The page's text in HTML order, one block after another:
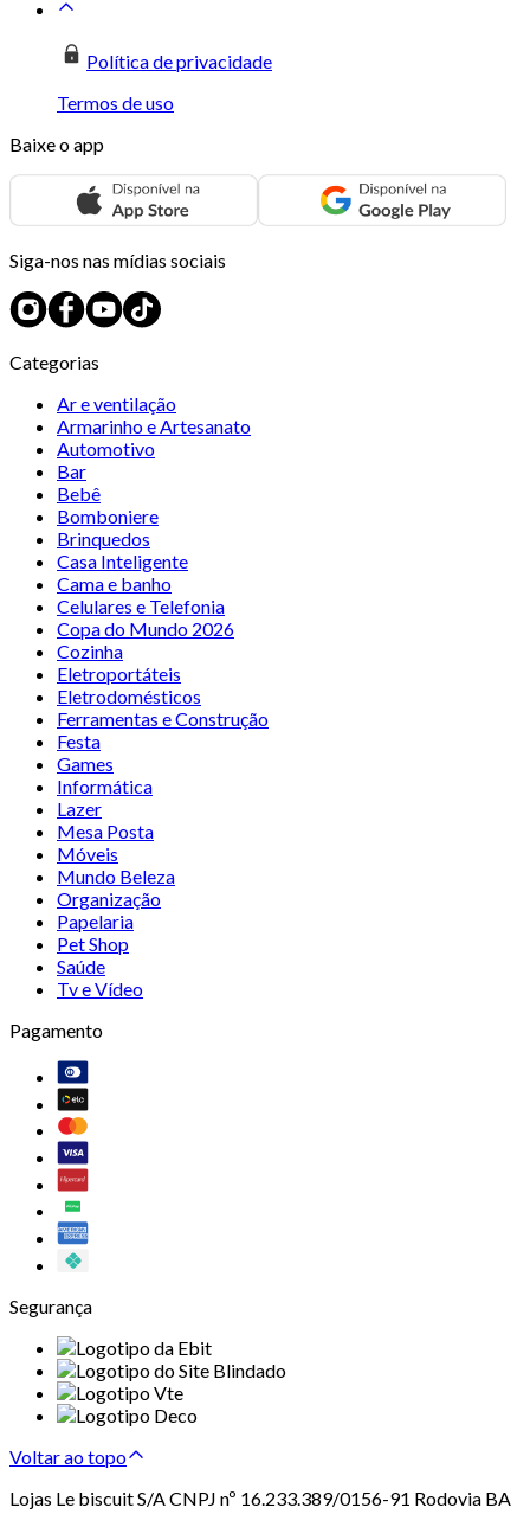
Política de privacidade
Termos de uso
Baixe o app
Siga-nos nas mídias sociais
Categorias
Ar e ventilação
Armarinho e Artesanato
Automotivo
Bar
Bebê
Bomboniere
Brinquedos
Casa Inteligente
Cama e banho
Celulares e Telefonia
Copa do Mundo 2026
Cozinha
Eletroportáteis
Eletrodomésticos
Ferramentas e Construção
Festa
Games
Informática
Lazer
Mesa Posta
Móveis
Mundo Beleza
Organização
Papelaria
Pet Shop
Saúde
Tv e Vídeo
Pagamento
Segurança
Voltar ao topo
Lojas Le biscuit S/A CNPJ nº 16.233.389/0156-91 Rodovia BA